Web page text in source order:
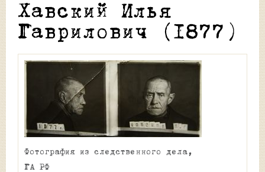
Хавский Илья
Гаврилович (1877)
Фотография из следственного дела,
ГА РФ